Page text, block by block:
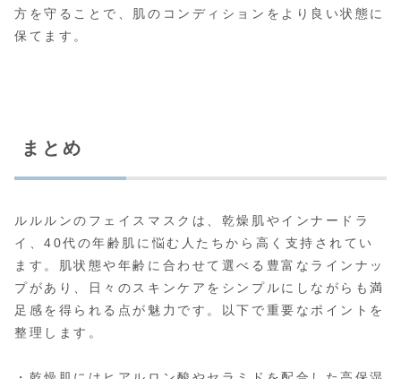
方を守ることで、肌のコンディションをより良い状態に
保てます。
まとめ
ルルルンのフェイスマスクは、乾燥肌やインナードラ
イ、40代の年齢肌に悩む人たちから高く支持されてい
ます。肌状態や年齢に合わせて選べる豊富なラインナッ
プがあり、日々のスキンケアをシンプルにしながらも満
足感を得られる点が魅力です。以下で重要なポイントを
整理します。